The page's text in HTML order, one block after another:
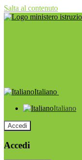
Salta al contenuto
Italiano
Italiano
Accedi
Accedi